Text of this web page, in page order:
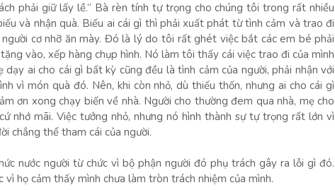
phải giữ lấy lề.” Bà rèn tính tự trọng cho chúng tôi trong rất nhiều
và nhận quà. Biếu ai cái gì thì phải xuất phát từ tình cảm và trao đi
cơ nhỡ ăn mày. Đó là lý do tôi rất ghét việc bắt các em bé phải
vào, xếp hàng chụp hình. Nó làm tôi thấy cái việc trao đi của mình
ai cho cái gì bất kỳ cũng đều là tình cảm của người, phải nhận với
vì món quà đó. Nên, khi còn nhỏ, dù thiếu thốn, nhưng ai cho cái gì
ơn xong chạy biến về nhà. Người cho thường đem qua nhà, mẹ cho
nhớ mãi. Việc tưởng nhỏ, nhưng nó hình thành sự tự trọng rất lớn vì
chẳng thể tham cái của người.
nước người từ chức vì bộ phận người đó phụ trách gây ra lỗi gì đó.
họ cảm thấy mình chưa làm tròn trách nhiệm của mình.